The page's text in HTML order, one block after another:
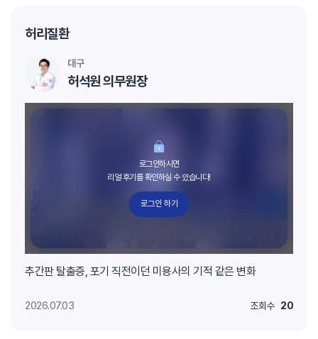
허리질환
대구
허석원 의무원장
로그인하시면
리얼 후기를 확인하실 수 있습니다!
로그인 하기
추간판 탈출증, 포기 직전이던 미용사의 기적 같은 변화
2026.07.03 조회수 20